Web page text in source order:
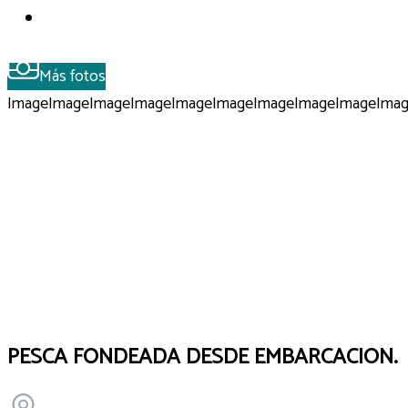
Más fotos
ImageImageImageImageImageImageImageImageImage
PESCA FONDEADA DESDE EMBARCACION.